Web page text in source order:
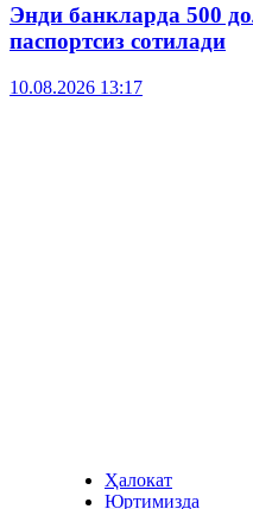
Энди банкларда 500
паспортсиз сотилади
10.08.2026 13:17
Ҳалокат
Юртимизда